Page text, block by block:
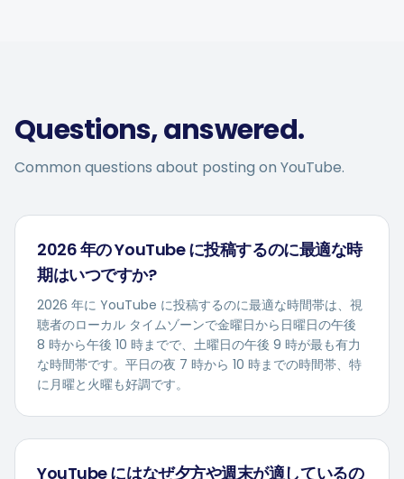
Questions, answered.
Common questions about posting on YouTube.
2026 年の YouTube に投稿するのに最適な時
期はいつですか?
2026 年に YouTube に投稿するのに最適な時間帯は、視
聴者のローカル タイムゾーンで金曜日から日曜日の午後
8 時から午後 10 時までで、土曜日の午後 9 時が最も有力
な時間帯です。平日の夜 7 時から 10 時までの時間帯、特
に月曜と火曜も好調です。
YouTube にはなぜ夕方や週末が適しているの